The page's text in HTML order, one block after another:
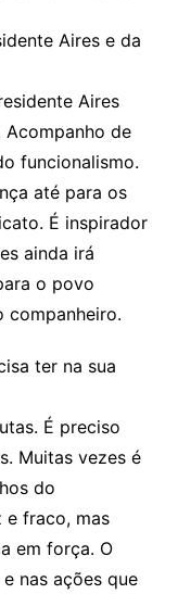
Aires e da
Aires
Acompanho de
funcionalismo.
até para os
É inspirador
ainda irá
o povo
companheiro.
ter na sua
É preciso
Muitas vezes é
do
e fraco, mas
em força. O
nas ações que